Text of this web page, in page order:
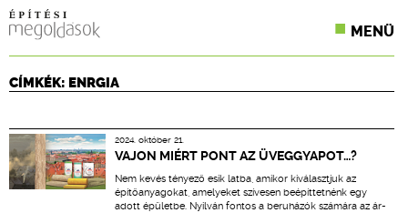
MENÜ
CPR TERMÉKKIÍRÁS
ÉPÍTÉSI JOG
CÍMKÉK: ENRGIA
2024. október 21.
VAJON MIÉRT PONT AZ ÜVEGGYAPOT…?
Nem kevés tényező esik latba, amikor kiválasztjuk az
építőanyagokat, amelyeket szívesen beépíttetnénk egy
adott épületbe. Nyilván fontos a beruházók számára az ár-